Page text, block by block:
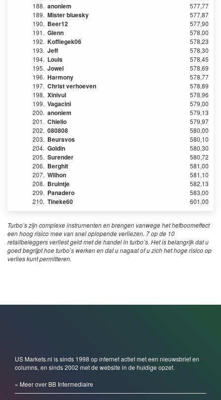
188. anoniem
577,77
189. Mister bluesky
577,87
190. Beer12
577,90
191. Glenn
578,00
192. Koffiegek06
578,23
193. Jeff
578,30
194. Louis
578,45
195. Jowel
578,69
196. Harmony
578,77
197. Christ verhoeven
578,89
198. Xinivul
578,96
199. Vagacini
579,00
200. anoniem
579,13
201. Chielio
579,97
202. 080808
580,00
203. Beursvos
580,10
204. Goldin
580,30
205. Surender
580,72
206. Berghit
581,00
207. Wilhon
581,10
208. Bruintje
582,13
209. Panadero
583,00
210. Tineke60 601,00
Turbo’s zijn complexe instrumenten en brengen vanwege het hefboomeffect
een hoog risico mee van snel oplopende verliezen. 7 op de 10
retailbeleggers verliest geld met de handel in turbo’s. Het is belangrijk dat u
goed begrijpt hoe turbo’s werken en dat u nagaat of u zich het hoge risico op
verlies kunt permitteren.
US Markets.nl is sinds 1998 op internet actief met een nieuwsbrief en
columns, en sinds 2002 met de website in de huidige opzet.
» Meer over BB Intermediaire